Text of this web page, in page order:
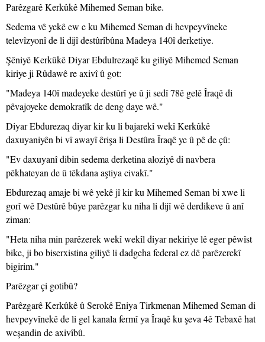
Parêzgarê Kerkûkê Mihemed Seman bike.
Sedema vê yekê ew e ku Mihemed Seman di hevpeyvîneke
televîzyonî de li dijî destûrîbûna Madeya 140î derketiye.
Şêniyê Kerkûkê Diyar Ebdulrezaqê ku giliyê Mihemed Seman
kiriye ji Rûdawê re axivî û got:
"Madeya 140î madeyeke destûrî ye û ji sedî 78ê gelê Îraqê di
pêvajoyeke demokratîk de deng daye wê."
Diyar Ebdurezaq diyar kir ku li bajarekî wekî Kerkûkê
daxuyaniyên bi vî awayî êrişa li Destûra Îraqê ye û pê de çû:
"Ev daxuyanî dibin sedema derketina aloziyê di navbera
pêkhateyan de û têkdana aştiya civakî."
Ebdurezaq amaje bi wê yekê jî kir ku Mihemed Seman bi xwe li
gorî wê Destûrê bûye parêzgar ku niha li dijî wê derdikeve û anî
ziman:
"Heta niha min parêzerek wekî wekîl diyar nekiriye lê eger pêwîst
bike, ji bo biserxistina giliyê li dadgeha federal ez dê parêzerekî
bigirim."
Parêzgar çi gotibû?
Parêzgarê Kerkûkê û Serokê Eniya Tirkmenan Mihemed Seman di
hevpeyvînekê de li gel kanala fermî ya Îraqê ku şeva 4ê Tebaxê hat
weşandin de axivîbû.